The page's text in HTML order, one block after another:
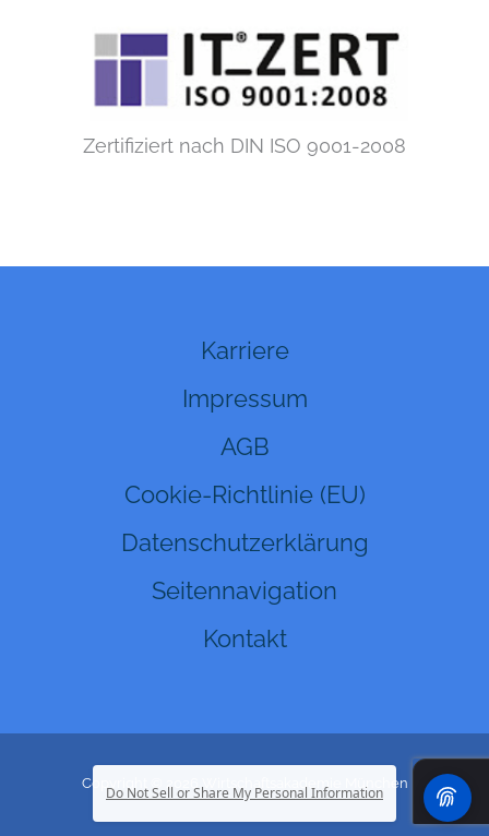
Zertifiziert nach DIN ISO 9001-2008
Karriere
Impressum
AGB
Cookie-Richtlinie (EU)
Datenschutzerklärung
Seitennavigation
Kontakt
Copyright © 2026 Wirtschaftsakademie München
Do Not Sell or Share My Personal Information